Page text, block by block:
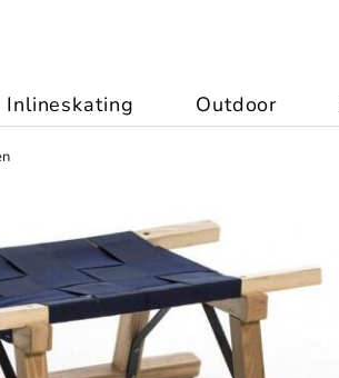
Inlineskating Outdoor